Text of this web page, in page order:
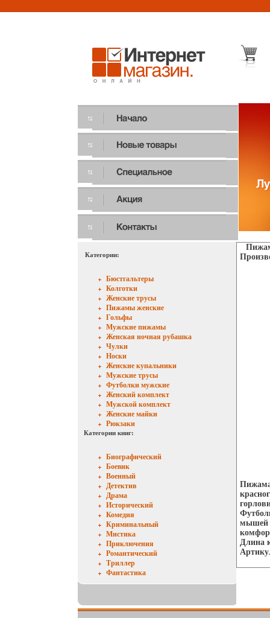
Категории:
Бюстгальтеры
Колготки
Женские трусы
Пижамы женские
Гольфы
Мужские пижамы
Женская ночная рубашка
Чулки
Носки
Женские купальники
Мужские трусы
Футболки мужские
Женский комплект
Мужской комплект
Женские майки
Рюкзаки
Категории книг:
Биографический
Боевик
Военный
Детектив
Драма
Исторический
Комедия
Криминальный
Мистика
Приключения
Романтический
Триллер
Фантастика
мышей
Длина